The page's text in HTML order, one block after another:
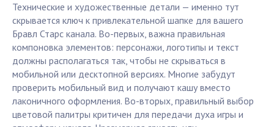
Технические и художественные детали — именно тут
скрывается ключ к привлекательной шапке для вашего
Бравл Старс канала. Во-первых, важна правильная
компоновка элементов: персонажи, логотипы и текст
должны располагаться так, чтобы не скрываться в
мобильной или десктопной версиях. Многие забудут
проверить мобильный вид и получают кашу вместо
лаконичного оформления. Во-вторых, правильный выбор
цветовой палитры критичен для передачи духа игры и